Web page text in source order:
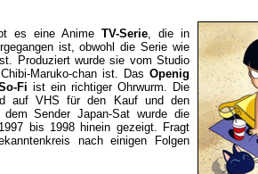
es eine Anime TV-Serie, die in
ist, obwohl die Serie wie
Produziert wurde sie vom Studio
Maruko-chan ist. Das Openig
Fi ist ein richtiger Ohrwurm. Die
auf VHS für den Kauf und den
Sender Japan-Sat wurde die
bis 1998 hinein gezeigt. Fragt
nach einigen Folgen